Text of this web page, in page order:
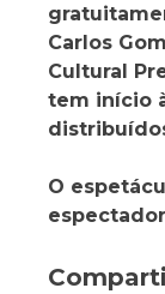
Carlos
Cultural
tem início
O